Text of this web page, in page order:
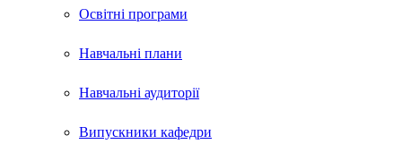
Освітні програми
Навчальні плани
Навчальні аудиторії
Випускники кафедри